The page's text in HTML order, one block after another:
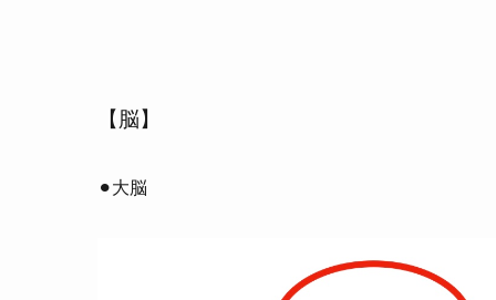
【脳】
⚫︎大脳